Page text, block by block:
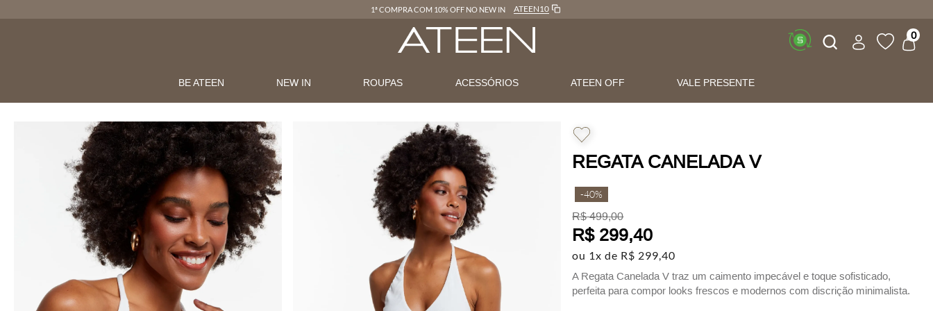
1ª COMPRA COM 10% OFF NO NEW IN ATEEN10
Buscar 0
BE ATEEN NEW IN ROUPAS ACESSÓRIOS ATEEN OFF VALE PRESENTE
REGATA CANELADA V
-40%
R$ 499,00
R$ 299,40
ou 1x de R$ 299,40
A Regata Canelada V traz um caimento impecável e toque sofisticado,
perfeita para compor looks frescos e modernos com discrição minimalista.